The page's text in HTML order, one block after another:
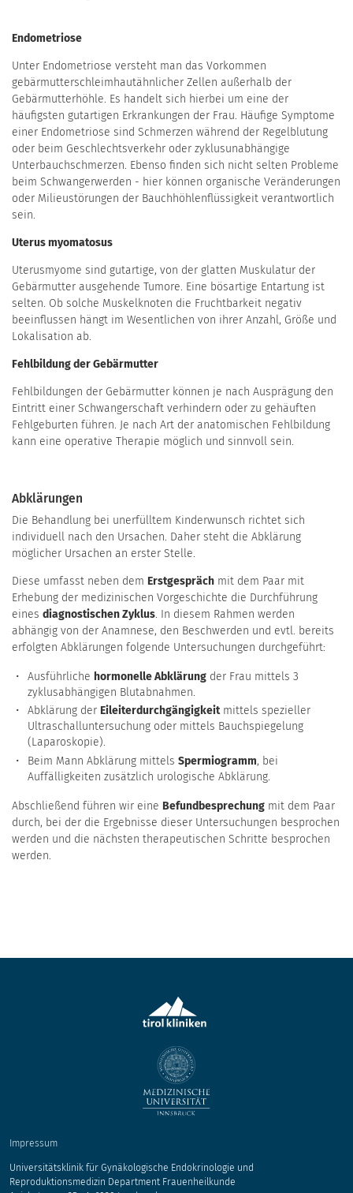
Endometriose
Unter Endometriose versteht man das Vorkommen
gebärmutterschleimhautähnlicher Zellen außerhalb der
Gebärmutterhöhle. Es handelt sich hierbei um eine der
häufigsten gutartigen Erkrankungen der Frau. Häufige Symptome
einer Endometriose sind Schmerzen während der Regelblutung
oder beim Geschlechtsverkehr oder zyklusunabhängige
Unterbauchschmerzen. Ebenso finden sich nicht selten Probleme
beim Schwangerwerden - hier können organische Veränderungen
oder Milieustörungen der Bauchhöhlenflüssigkeit verantwortlich
sein.
Uterus myomatosus
Uterusmyome sind gutartige, von der glatten Muskulatur der
Gebärmutter ausgehende Tumore. Eine bösartige Entartung ist
selten. Ob solche Muskelknoten die Fruchtbarkeit negativ
beeinflussen hängt im Wesentlichen von ihrer Anzahl, Größe und
Lokalisation ab.
Fehlbildung der Gebärmutter
Fehlbildungen der Gebärmutter können je nach Ausprägung den
Eintritt einer Schwangerschaft verhindern oder zu gehäuften
Fehlgeburten führen. Je nach Art der anatomischen Fehlbildung
kann eine operative Therapie möglich und sinnvoll sein.
Abklärungen
Die Behandlung bei unerfülltem Kinderwunsch richtet sich
individuell nach den Ursachen. Daher steht die Abklärung
möglicher Ursachen an erster Stelle.
Diese umfasst neben dem Erstgespräch mit dem Paar mit
Erhebung der medizinischen Vorgeschichte die Durchführung
eines diagnostischen Zyklus. In diesem Rahmen werden
abhängig von der Anamnese, den Beschwerden und evtl. bereits
erfolgten Abklärungen folgende Untersuchungen durchgeführt:
Ausführliche hormonelle Abklärung der Frau mittels 3
zyklusabhängigen Blutabnahmen.
Abklärung der Eileiterdurchgängigkeitmittels spezieller
Ultraschalluntersuchung oder mittels Bauchspiegelung
(Laparoskopie).
Beim Mann Abklärung mittels Spermiogramm, bei
Auffälligkeiten zusätzlich urologische Abklärung.
Abschließend führen wir eine Befundbesprechung mit dem Paar
durch, bei der die Ergebnisse dieser Untersuchungen besprochen
werden und die nächsten therapeutischen Schritte besprochen
werden.
Impressum
Universitätsklinik für Gynäkologische Endokrinologie und
Reproduktionsmedizin Department Frauenheilkunde